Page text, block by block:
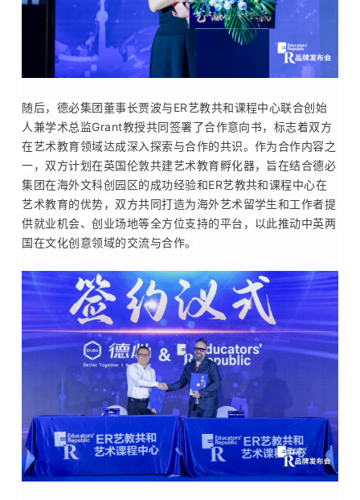
随后，德必集团董事长贾波与ER艺教共和课程中心联合创始
人兼学术总监Grant教授共同签署了合作意向书， 标志着双方
在艺术教育领域达成深入探索与合作的共识。作为合作内容之
一，双方计划在英国伦敦共建艺术教育孵化器，旨在结合德必
集团在海外文科创园区的成功经验和ER艺教共和课程中心在
艺术教育的优势，双方共同打造为海外艺术留学生和工作者提
供就业机会、创业场地等全方位支持的平台，以此推动中英两
国在文化创意领域的交流与合作。